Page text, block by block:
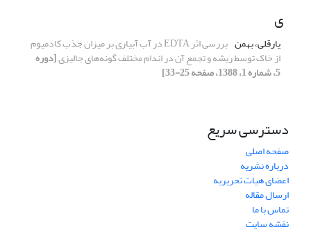
ی
یارقلی، بهمن بررسی اثر EDTA در آب آبیاری بر میزان جذب کادمیوم
از خاک توسط ریشه و تجمع آن در اندام مختلف گونه‌های جالیزی[دوره
5، شماره 1، 1388، صفحه 25-33]
دسترسی سریع
صفحه اصلی
درباره نشریه
اعضای هیات تحریریه
ارسال مقاله
تماس با ما
نقشه سایت